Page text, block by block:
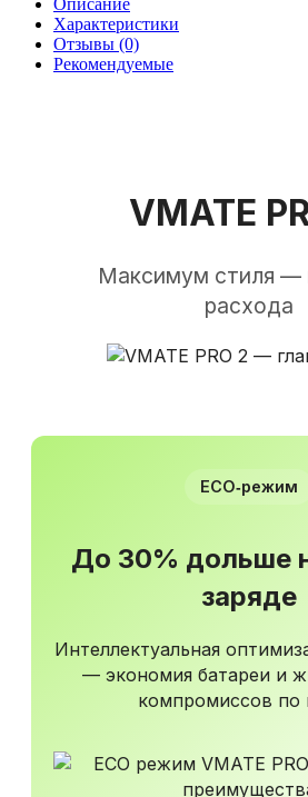
Характеристики
Отзывы (0)
Рекомендуемые
VMATE
Максимум стиля —
расхода
ECO‑режим
До 30% дольше
заряде
Интеллектуальная
— экономия батареи и
компромиссов по